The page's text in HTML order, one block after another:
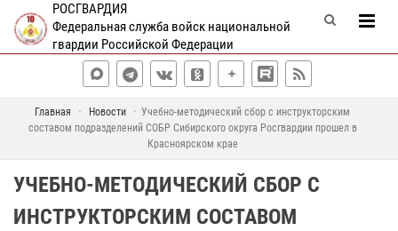
РОСГВАРДИЯ
Федеральная служба войск национальной
гвардии Российской Федерации
Главная Новости
Учебно-методический сбор с инструкторским
составом подразделений СОБР Сибирского округа Росгвардии прошел в
Красноярском крае
УЧЕБНО-МЕТОДИЧЕСКИЙ СБОР С
ИНСТРУКТОРСКИМ СОСТАВОМ